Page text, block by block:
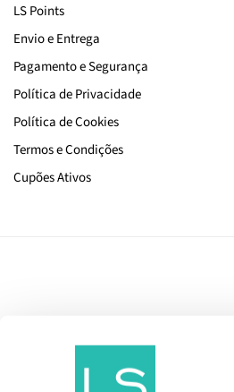
LS Points
Envio e Entrega
Pagamento e Segurança
Política de Privacidade
Política de Cookies
Termos e Condições
Cupões Ativos